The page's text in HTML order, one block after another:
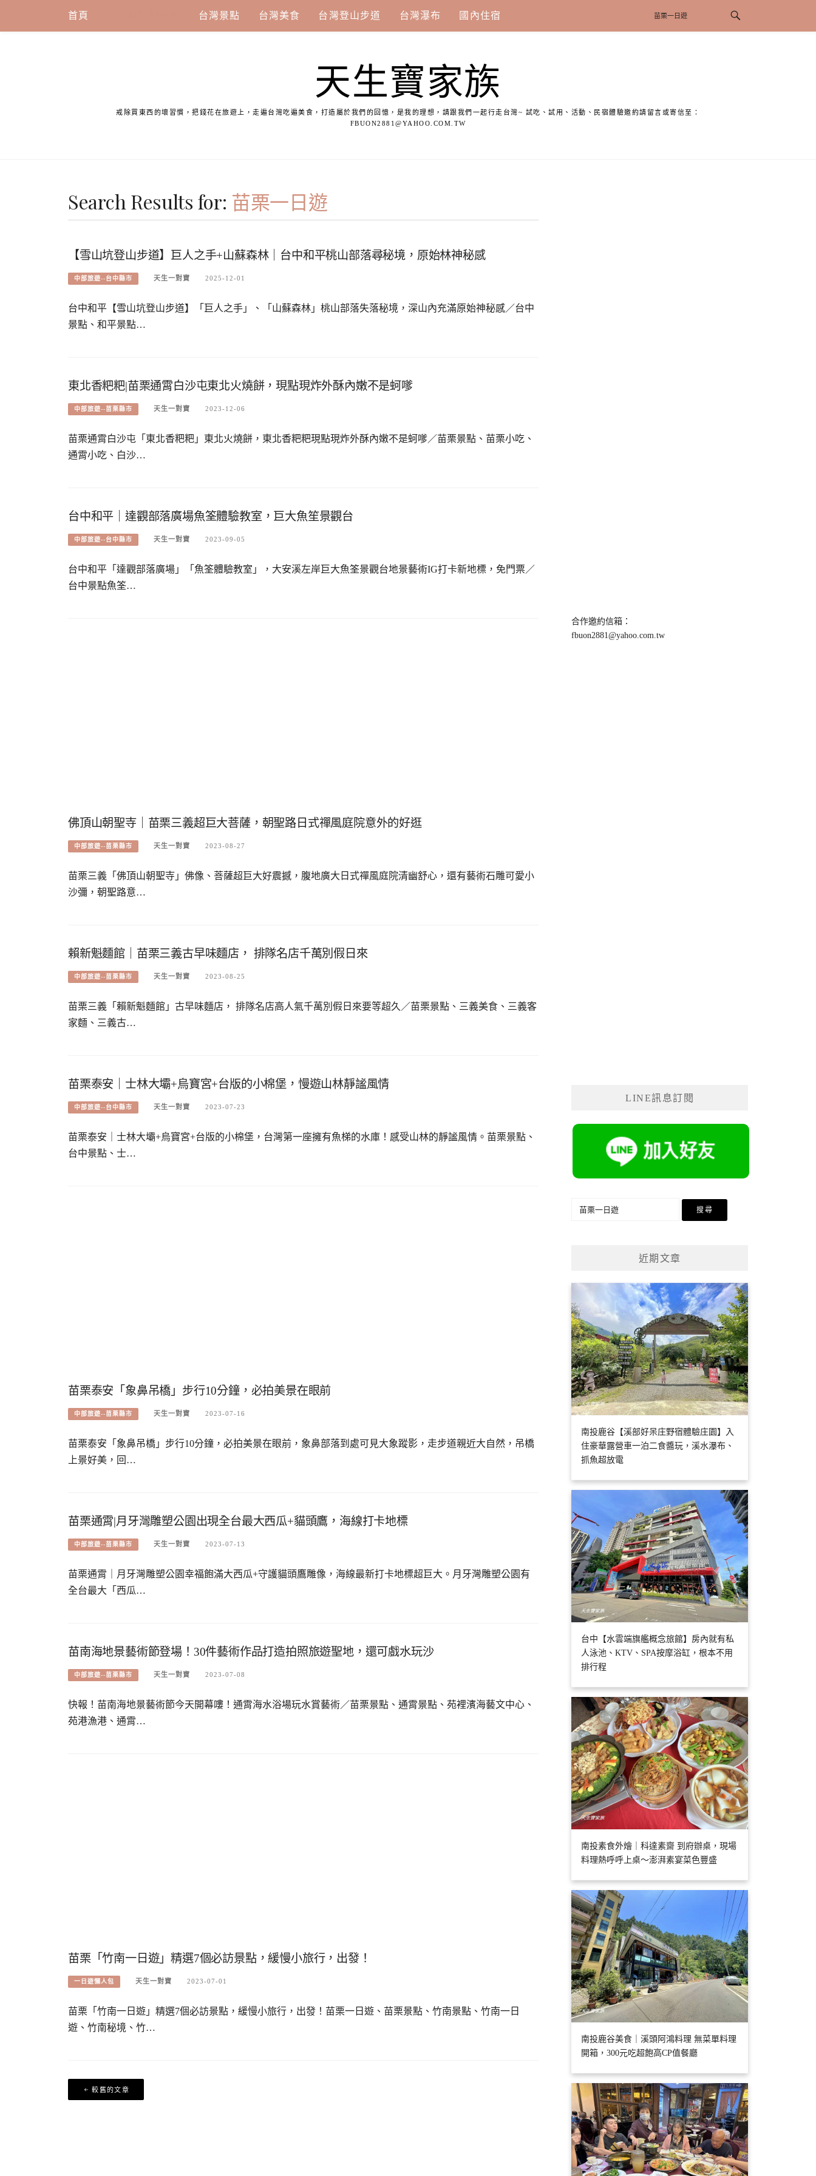
content
首頁 台灣景點 台灣美食 台灣登山步道 台灣瀑布 國內住宿
天生寶家族
戒除買東西的壞習慣，把錢花在旅遊上，走遍台灣吃遍美食，打造屬於我們的回憶，是我的理想，請跟我們一起行走台灣~ 試吃、試用、活動、民宿體驗邀約請留言或寄信至：
FBUON2881@YAHOO.COM.TW
Search Results for: 苗栗一日遊
【雪山坑登山步道】巨人之手+山蘇森林｜台中和平桃山部落尋秘境，原始林神秘感
中部旅遊--台中縣市 天生一對寶 2025-12-01
台中和平【雪山坑登山步道】「巨人之手」、「山蘇森林」桃山部落失落秘境，深山內充滿原始神秘感／台中
景點、和平景點…
東北香粑粑|苗栗通霄白沙屯東北火燒餅，現點現炸外酥內嫩不是蚵嗲
中部旅遊--苗栗縣市 天生一對寶 2023-12-06
苗栗通霄白沙屯「東北香粑粑」東北火燒餅，東北香粑粑現點現炸外酥內嫩不是蚵嗲／苗栗景點、苗栗小吃、
通霄小吃、白沙…
台中和平｜達觀部落廣場魚筌體驗教室，巨大魚笙景觀台
中部旅遊--台中縣市 天生一對寶 2023-09-05
台中和平「達觀部落廣場」「魚筌體驗教室」，大安溪左岸巨大魚筌景觀台地景藝術IG打卡新地標，免門票／
台中景點魚筌…
佛頂山朝聖寺｜苗栗三義超巨大菩薩，朝聖路日式禪風庭院意外的好逛
中部旅遊--苗栗縣市 天生一對寶 2023-08-27
苗栗三義「佛頂山朝聖寺」佛像、菩薩超巨大好震撼，腹地廣大日式禪風庭院清幽舒心，還有藝術石雕可愛小
沙彌，朝聖路意…
賴新魁麵館｜苗栗三義古早味麵店， 排隊名店千萬別假日來
中部旅遊--苗栗縣市 天生一對寶 2023-08-25
苗栗三義「賴新魁麵館」古早味麵店， 排隊名店高人氣千萬別假日來要等超久／苗栗景點、三義美食、三義客
家麵、三義古…
苗栗泰安｜士林大壩+烏寶宮+台版的小棉堡，慢遊山林靜謐風情
中部旅遊--台中縣市 天生一對寶 2023-07-23
苗栗泰安｜士林大壩+烏寶宮+台版的小棉堡，台灣第一座擁有魚梯的水庫！感受山林的靜謐風情。苗栗景點、
台中景點、士…
苗栗泰安「象鼻吊橋」步行10分鐘，必拍美景在眼前
中部旅遊--苗栗縣市 天生一對寶 2023-07-16
苗栗泰安「象鼻吊橋」步行10分鐘，必拍美景在眼前，象鼻部落到處可見大象蹤影，走步道親近大自然，吊橋
上景好美，回…
苗栗通霄|月牙灣雕塑公園出現全台最大西瓜+貓頭鷹，海線打卡地標
中部旅遊--苗栗縣市 天生一對寶 2023-07-13
苗栗通霄｜月牙灣雕塑公園幸福飽滿大西瓜+守護貓頭鷹雕像，海線最新打卡地標超巨大。月牙灣雕塑公園有
全台最大「西瓜…
苗南海地景藝術節登場！30件藝術作品打造拍照旅遊聖地，還可戲水玩沙
中部旅遊--苗栗縣市 天生一對寶 2023-07-08
快報！苗南海地景藝術節今天開幕嘍！通霄海水浴場玩水賞藝術／苗栗景點、通霄景點、苑裡濱海藝文中心、
苑港漁港、通霄…
苗栗「竹南一日遊」精選7個必訪景點，緩慢小旅行，出發！
一日遊懶人包 天生一對寶 2023-07-01
苗栗「竹南一日遊」精選7個必訪景點，緩慢小旅行，出發！苗栗一日遊、苗栗景點、竹南景點、竹南一日
遊、竹南秘境、竹…
較舊的文章
合作邀約信箱：
fbuon2881@yahoo.com.tw
LINE訊息訂閱
搜
近期文章
南投鹿谷【溪部好呆庄野宿體驗庄園】入
住豪華露營車一泊二食醬玩，溪水瀑布、
抓魚超放電
台中【水雲端旗艦概念旅館】房內就有私
人泳池、KTV、SPA按摩浴缸，根本不用
排行程
南投素食外燴｜科達素齋 到府辦桌，現場
料理熱呼呼上桌～澎湃素宴菜色豐盛
南投鹿谷美食｜溪頭阿鴻料理 無菜單料理
開箱，300元吃超飽高CP值餐廳